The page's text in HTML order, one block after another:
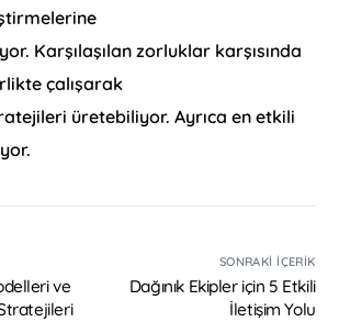
Karşılaşılan zorluklar karşısında
çalışarak
üretebiliyor. Ayrıca en etkili
ve
SONRAKI İÇERIK
Dağınık Ekipler için 5 Etkili
İletişim Yolu